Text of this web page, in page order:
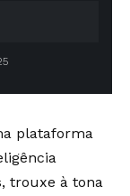
plataforma
trouxe à tona